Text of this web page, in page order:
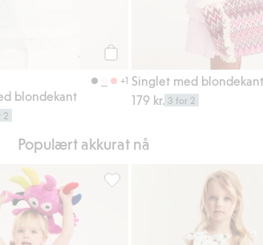
+1
blondekant
2
Singlet med blondekant
179 kr. 3 for 2
Populært akkurat nå
og shorts, Legg til i favoriterSykkelshorts Babblarna,